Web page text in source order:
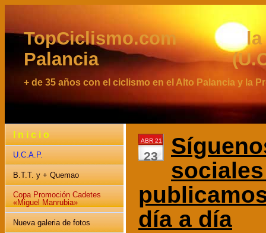
TopCiclismo.com la
Palancia
+ de 35 años con el ciclismo en el Alto Palancia y la
I n i c i o
U.C.A.P.
B.T.T. y + Quemao
Copa Promoción Cadetes
«Miguel Manrubia»
Nueva galeria de fotos
ABR 21
23
día a día